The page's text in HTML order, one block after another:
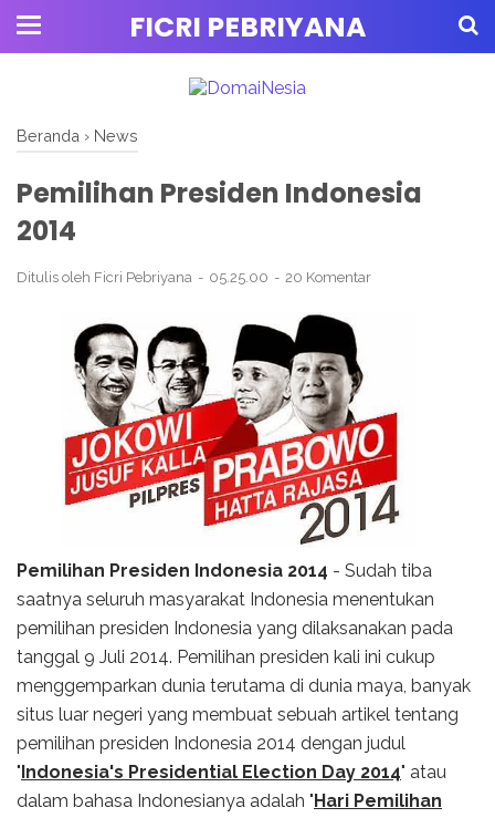
FICRI PEBRIYANA
Beranda › News
Pemilihan Presiden Indonesia
2014
Ditulis oleh Ficri Pebriyana 05.25.00 20 Komentar
Pemilihan Presiden Indonesia 2014 - Sudah tiba
saatnya seluruh masyarakat Indonesia menentukan
pemilihan presiden Indonesia yang dilaksanakan pada
tanggal 9 Juli 2014. Pemilihan presiden kali ini cukup
menggemparkan dunia terutama di dunia maya, banyak
situs luar negeri yang membuat sebuah artikel tentang
pemilihan presiden Indonesia 2014 dengan judul
"Indonesia's Presidential Election Day 2014" atau
dalam bahasa Indonesianya adalah "Hari Pemilihan